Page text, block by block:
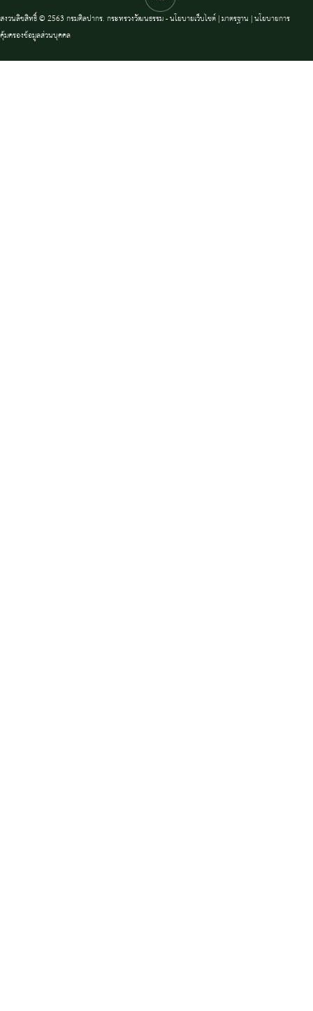
สงวนลิขสิทธิ์ © 2563 กรมศิลปากร. กระทรวงวัฒนธรรม -นโยบายเว็บไซต์|มาตรฐาน |นโยบายการ
คุ้มครองข้อมูลส่วนบุคคล